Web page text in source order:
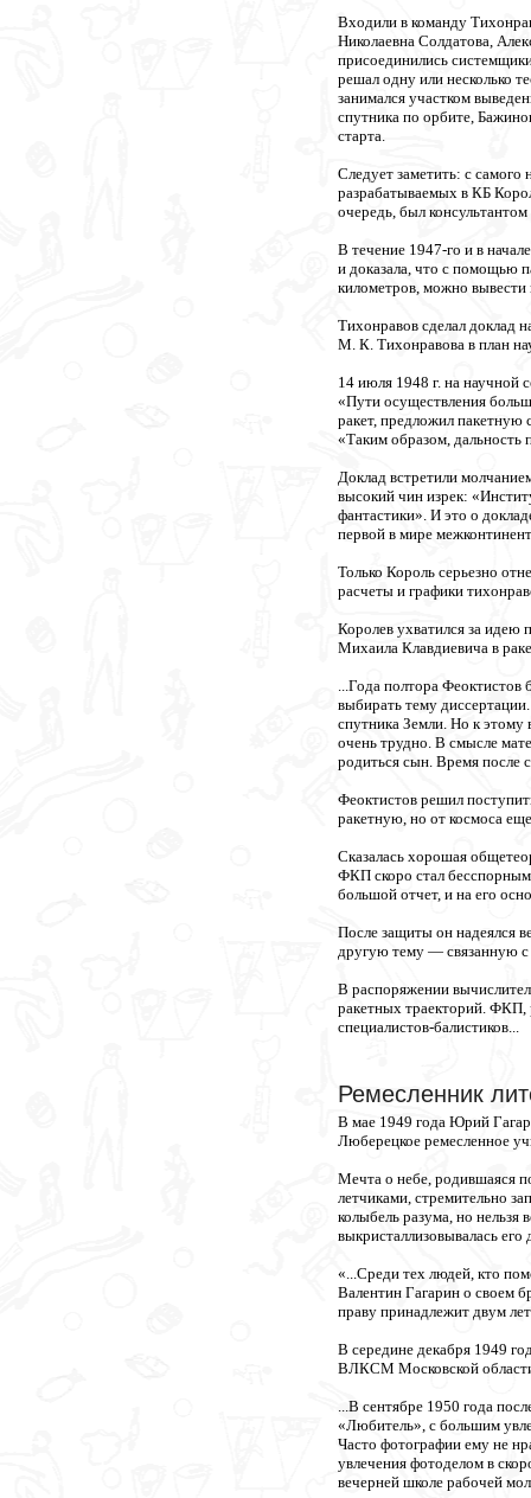
Входили в команду
Николаевна Солдатова,
присоединились
решал одну или несколько
занимался участком
спутника по орбите,
старта.
Следует заметить: с самого
разрабатываемых в КБ
очередь, был
В течение 1947-го и в
и доказала, что с помощью
километров, можно вывести
Тихонравов сделал доклад
М. К. Тихонравова в план
14 июля 1948 г. на научной
«Пути осуществления
ракет, предложил пакетную
«Таким образом, дальность
Доклад встретили
высокий чин изрек:
фантастики». И это о
первой в мире
Только Король серьезно
расчеты и графики
Королев ухватился за идею
Михаила Клавдиевича в
...Года полтора
выбирать тему
спутника Земли. Но к
очень трудно. В смысле
родиться сын. Время после
Феоктистов решил
ракетную, но от космоса
Сказалась хорошая
ФКП скоро стал бесспорным
большой отчет, и на его
После защиты он надеялся
другую тему — связанную с
В распоряжении
ракетных траекторий. ФКП,
специалистов-балистиков...
Ремесленник
В мае 1949 года Юрий
Люберецкое ремесленное
Мечта о небе, родившаяся
летчиками, стремительно
колыбель разума, но
выкристаллизовывалась
«...Среди тех людей, кто
Валентин Гагарин о своем
праву принадлежит двум
В середине декабря 1949
ВЛКСМ Московской
...В сентябре 1950 года
«Любитель», с большим
Часто фотографии ему не
увлечения фотоделом в
вечерней школе рабочей